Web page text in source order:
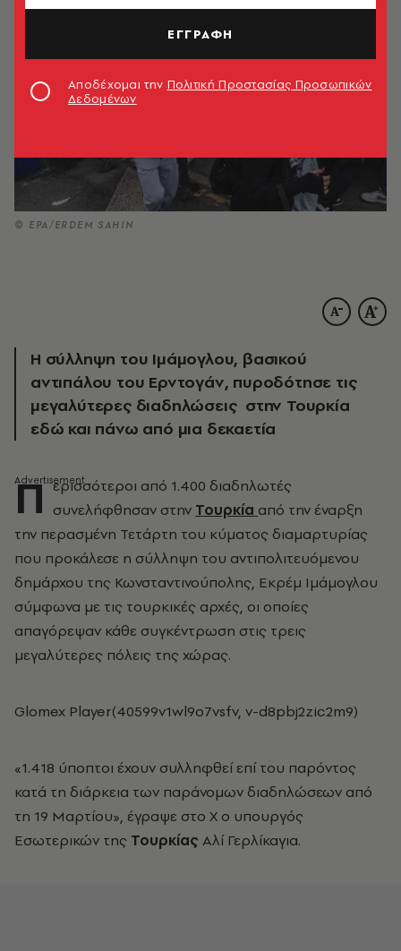
© ΕΡΑ/ERDEM SAHIN
Η σύλληψη του Ιμάμογλου, βασικού
αντιπάλου του Ερντογάν, πυροδότησε τις
μεγαλύτερες διαδηλώσεις στην Τουρκία
εδώ και πάνω από μια δεκαετία
Π ερισσότεροι από 1.400 διαδηλωτές
συνελήφθησαν στην Τουρκία από την έναρξη
την περασμένη Τετάρτη του κύματος διαμαρτυρίας
που προκάλεσε η σύλληψη του αντιπολιτευόμενου
δημάρχου της Κωνσταντινούπολης, Εκρέμ Ιμάμογλου
σύμφωνα με τις τουρκικές αρχές, οι οποίες
απαγόρεψαν κάθε συγκέντρωση στις τρεις
μεγαλύτερες πόλεις της χώρας.
Glomex Player(40599v1wl9o7vsfv, v-d8pbj2zic2m9)
«1.418 ύποπτοι έχουν συλληφθεί επί του παρόντος
κατά τη διάρκεια των παράνομων διαδηλώσεων από
τη 19 Μαρτίου», έγραψε στο Χ ο υπουργός
Εσωτερικών της Τουρκίας Αλί Γερλίκαγια.
ΕΓΓΡΑΦΗ
Αποδέχομαι την Πολιτική Προστασίας Προσωπικών
Δεδομένων